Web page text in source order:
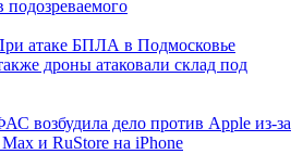
подозреваемого
атаке БПЛА в Подмосковье
дроны атаковали склад под
возбудила дело против Apple из-за
Max и RuStore на iPhone